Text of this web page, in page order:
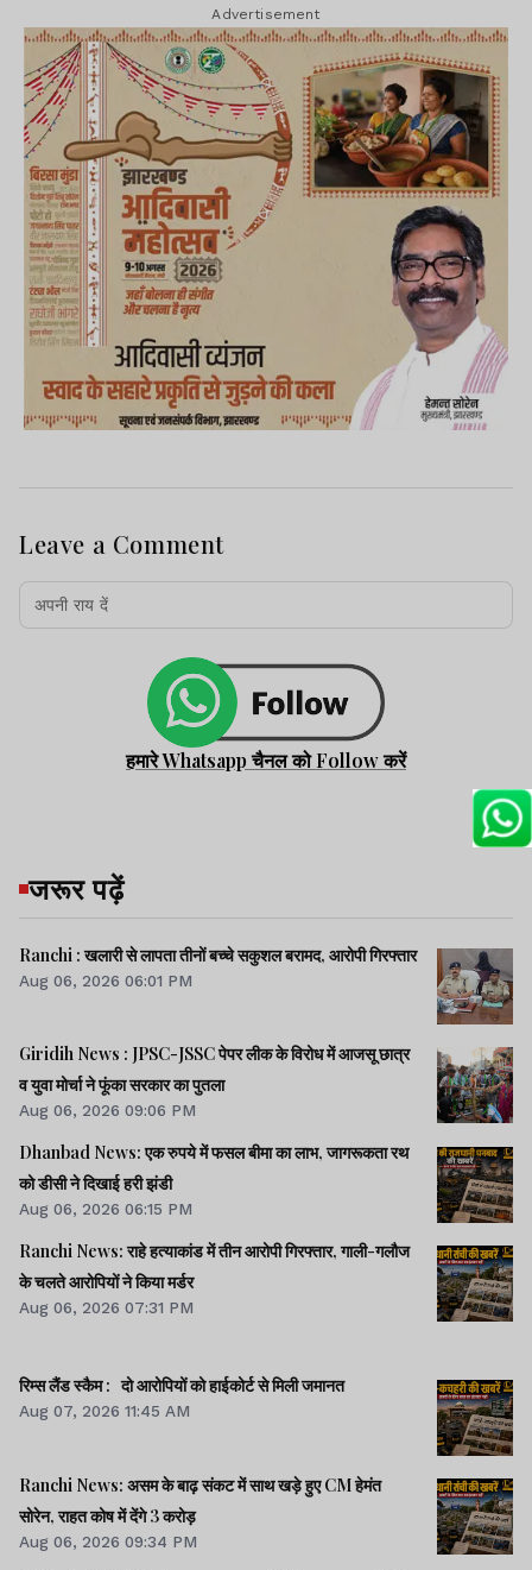
Advertisement
Leave a Comment
हमारे Whatsapp चैनल को Follow करें
जरूर पढ़ें
Ranchi : खलारी से लापता तीनों बच्चे सकुशल बरामद, आरोपी गिरफ्तार
Aug 06, 2026 06:01 PM
Giridih News : JPSC-JSSC पेपर लीक के विरोध में आजसू छात्र
व युवा मोर्चा ने फूंका सरकार का पुतला
Aug 06, 2026 09:06 PM
Dhanbad News: एक रुपये में फसल बीमा का लाभ, जागरूकता रथ
को डीसी ने दिखाई हरी झंडी
Aug 06, 2026 06:15 PM
Ranchi News: राहे हत्याकांड में तीन आरोपी गिरफ्तार, गाली-गलौज
के चलते आरोपियों ने किया मर्डर
Aug 06, 2026 07:31 PM
रिम्स लैंड स्कैम : दो आरोपियों को हाईकोर्ट से मिली जमानत
Aug 07, 2026 11:45 AM
Ranchi News: असम के बाढ़ संकट में साथ खड़े हुए CM हेमंत
सोरेन, राहत कोष में देंगे 3 करोड़
Aug 06, 2026 09:34 PM